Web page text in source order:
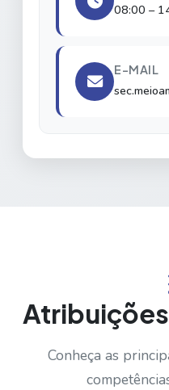
08:00 –
E-MAIL
Conheça as